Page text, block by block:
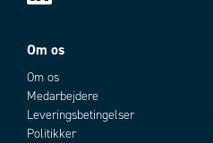
Om os
Om os
Medarbejdere
Leveringsbetingelser
Politikker